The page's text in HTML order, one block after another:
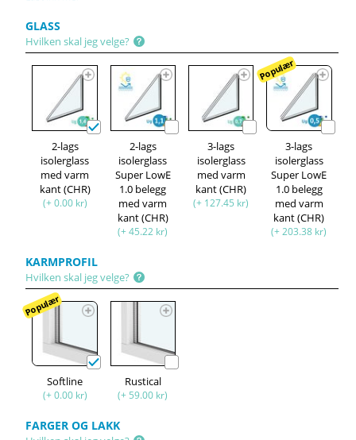
GLASS
Hvilken skal jeg velge?
2-lags
isolerglass
med varm
kant (CHR)
(+ 0.00 kr)
2-lags
isolerglass
Super LowE
1.0 belegg
med varm
kant (CHR)
(+ 45.22 kr)
3-lags
isolerglass
med varm
kant (CHR)
(+ 127.45 kr)
Populær
3-lags
isolerglass
Super LowE
1.0 belegg
med varm
kant (CHR)
(+ 203.38 kr)
KARMPROFIL
Hvilken skal jeg velge?
Populær
Softline
(+ 0.00 kr)
Rustical
(+ 59.00 kr)
FARGER OG LAKK